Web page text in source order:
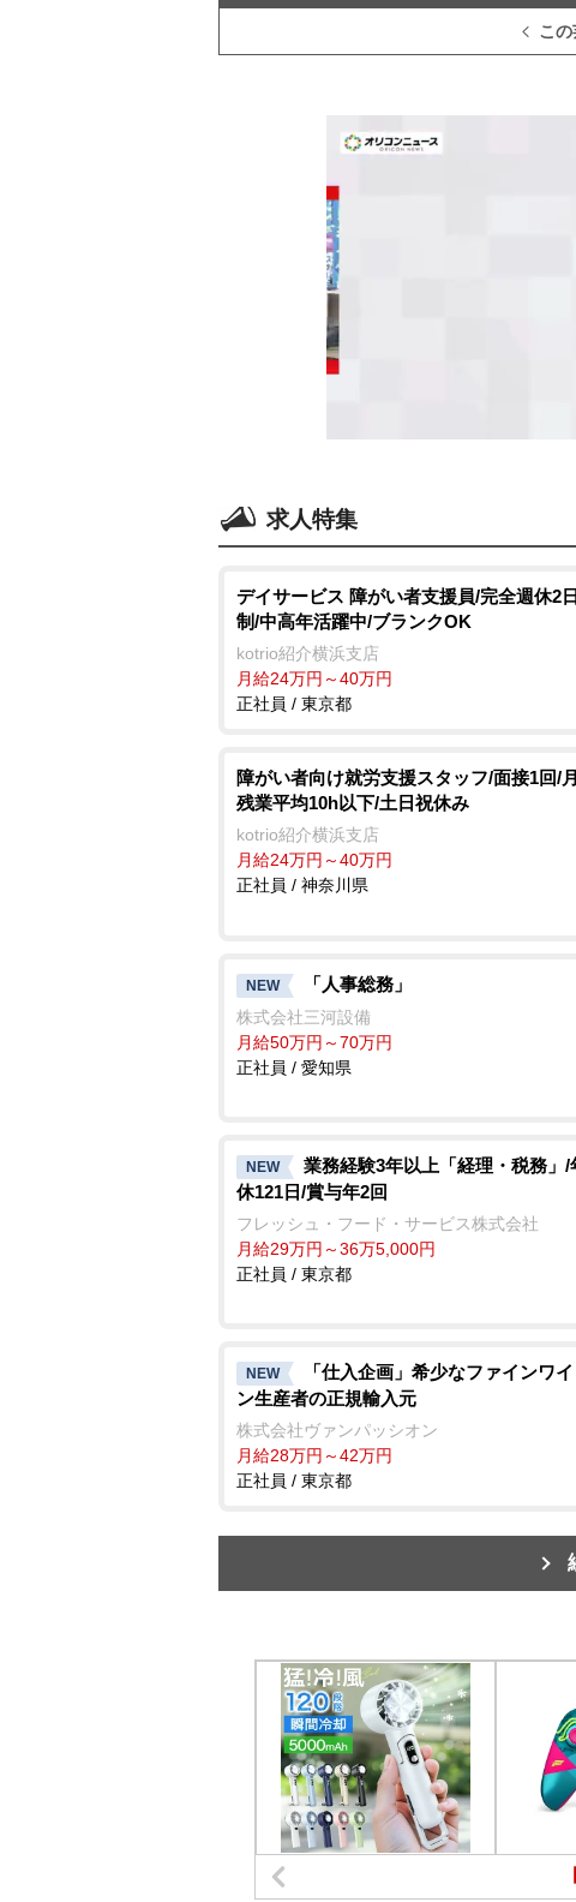
こ
求人特集
デイサービス 障がい者支援員/完全週休2日
制/中高年活躍中/ブランクOK
kotrio紹介横浜支店
月給24万円～40万円
正社員 / 東京都
障がい者向け就労支援スタッフ/面接1回/月
残業平均10h以下/土日祝休み
kotrio紹介横浜支店
月給24万円～40万円
正社員 / 神奈川県
NEW 「人事総務」
株式会社三河設備
月給50万円～70万円
正社員 / 愛知県
NEW
業務経験3年以上「経理・税務」/
休121日/賞与年2回
フレッシュ・フード・サービス株式会社
月給29万円～36万5,000円
正社員 / 東京都
NEW
「仕入企画」希少なファインワイ
ン生産者の正規輸入元
株式会社ヴァンパッシオン
月給28万円～42万円
正社員 / 東京都